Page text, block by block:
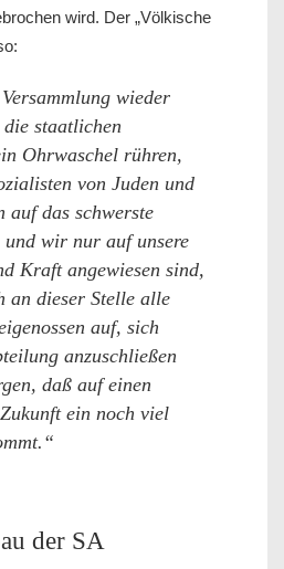
wird. Der „Völkische
wieder
staatlichen
Ohrwaschel rühren,
von Juden und
auf das schwerste
und wir nur auf unsere
Kraft angewiesen sind,
an dieser Stelle alle
auf, sich
anzuschließen
daß auf einen
ein noch viel
der SA